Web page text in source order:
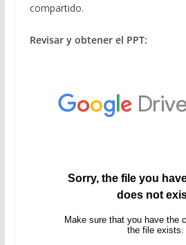
compartido.
Revisar y obtener el PPT: